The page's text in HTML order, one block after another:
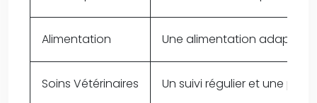
Alimentation Une alimentation adaptée
Soins Vétérinaires Un suivi régulier et une